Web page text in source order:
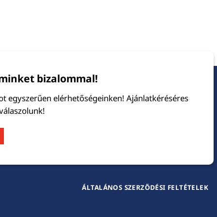
bizalommal!
egyszerűen elérhetőségeinken! Ajánlatkéréséres
ÁLTALÁNOS SZERZŐDÉSI FELTÉTELEK